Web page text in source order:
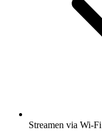
Streamen via Wi-